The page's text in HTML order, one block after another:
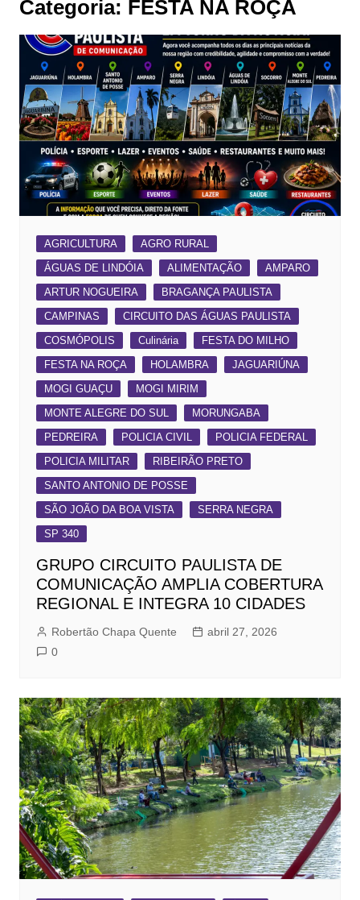
Categoria: FESTA NA ROÇA
AGRICULTURA
AGRO RURAL
ÁGUAS DE LINDÓIA
ALIMENTAÇÃO
AMPARO
ARTUR NOGUEIRA
BRAGANÇA PAULISTA
CAMPINAS
CIRCUITO DAS ÁGUAS PAULISTA
COSMÓPOLIS
Culinária
FESTA DO MILHO
FESTA NA ROÇA
HOLAMBRA
JAGUARIÚNA
MOGI GUAÇU
MOGI MIRIM
MONTE ALEGRE DO SUL
MORUNGABA
PEDREIRA
POLICIA CIVIL
POLICIA FEDERAL
POLICIA MILITAR
RIBEIRÃO PRETO
SANTO ANTONIO DE POSSE
SÃO JOÃO DA BOA VISTA
SERRA NEGRA
SP 340
GRUPO CIRCUITO PAULISTA DE
COMUNICAÇÃO AMPLIA COBERTURA
REGIONAL E INTEGRA 10 CIDADES
Robertão Chapa Quente
abril 27, 2026
0